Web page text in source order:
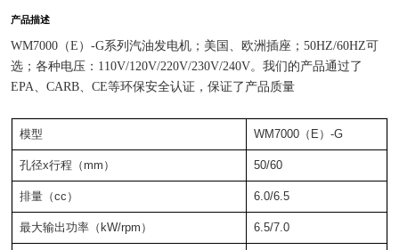
产品描述
WM7000（E）-G系列汽油发电机；美国、欧洲插座；50HZ/60HZ可
选；各种电压：110V/120V/220V/230V/240V。我们的产品通过了
EPA、CARB、CE等环保安全认证，保证了产品质量
模型 WM7000（E）-G
孔径x行程（mm） 50/60
排量（cc） 6.0/6.5
最大输出功率（kW/rpm） 6.5/7.0